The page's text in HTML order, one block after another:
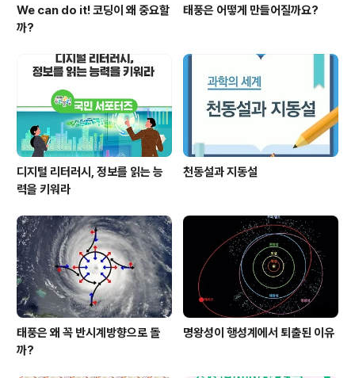
We can do it! 코딩이 왜 중요할
까?
태풍은 어떻게 만들어질까요?
디지털 리터러시, 정보를 읽는 능
력을 키워라
천동설과 지동설
태풍은 왜 꼭 반시계방향으로 돌
까?
명왕성이 행성계에서 퇴출된 이유